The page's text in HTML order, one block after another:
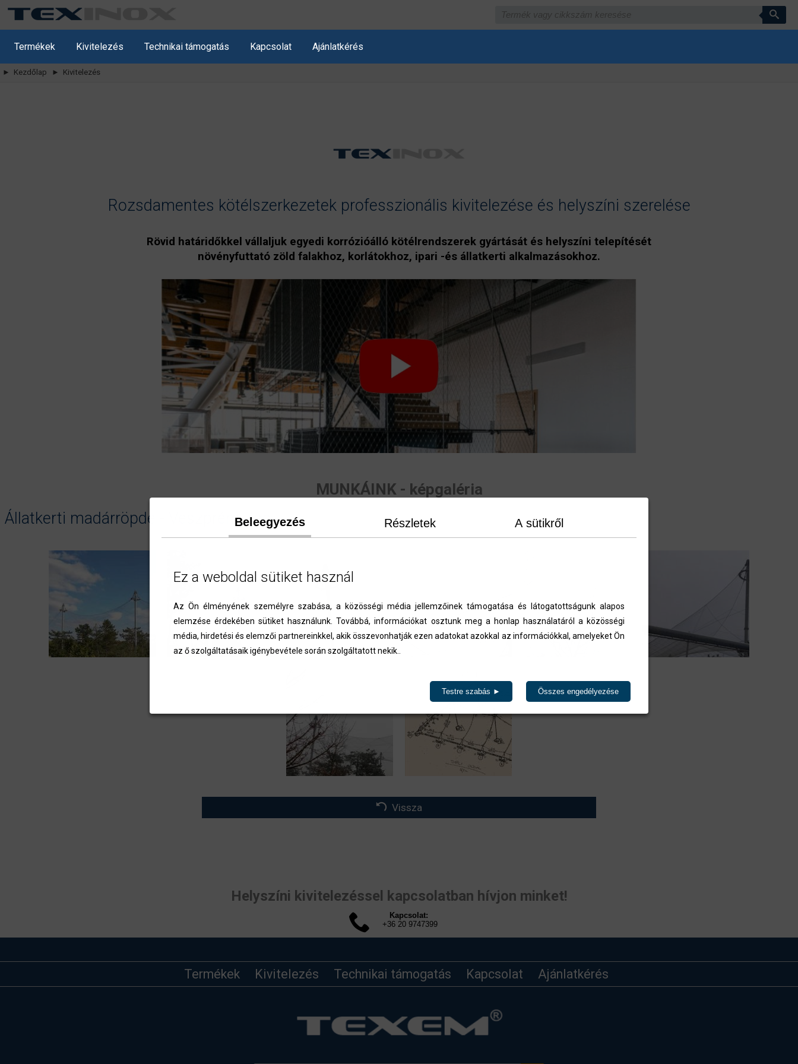
Termékek Kivitelezés Technikai támogatás Kapcsolat Ajánlatkérés
► Kezdőlap ► Kivitelezés
Rozsdamentes kötélszerkezetek professzionális kivitelezése és helyszíni szerelése
Rövid határidőkkel vállaljuk egyedi korrózióálló kötélrendszerek gyártását és helyszíni telepítését
növényfuttató zöld falakhoz, korlátokhoz, ipari -és állatkerti alkalmazásokhoz.
MUNKÁINK - képgaléria
Állatkerti madárröpde - Veszprém Zoo
Vissza
Helyszíni kivitelezéssel kapcsolatban hívjon minket!
Kapcsolat:
+36 20 9747399
Termékek Kivitelezés Technikai támogatás Kapcsolat Ajánlatkérés
Beleegyezés Részletek A sütikről
Ez a weboldal sütiket használ
Az Ön élményének személyre szabása, a közösségi média jellemzőinek támogatása és látogatottságunk alapos
elemzése érdekében sütiket használunk. Továbbá, információkat osztunk meg a honlap használatáról a közösségi
média, hirdetési és elemzői partnereinkkel, akik összevonhatják ezen adatokat azokkal az információkkal, amelyeket Ön
az ő szolgáltatásaik igénybevétele során szolgáltatott nekik..
Testre szabás ► Összes engedélyezése